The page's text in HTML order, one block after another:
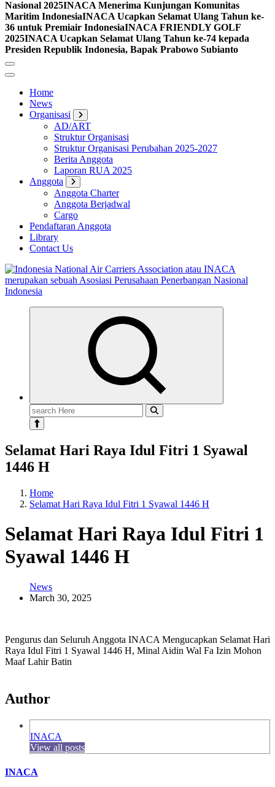
Nasional 2025INACA Menerima Kunjungan Komunitas
Maritim IndonesiaINACA Ucapkan Selamat Ulang Tahun ke-
36 untuk Premiair IndonesiaINACA FRIENDLY GOLF
2025INACA Ucapkan Selamat Ulang Tahun ke-74 kepada
Presiden Republik Indonesia, Bapak Prabowo Subianto
Home
News
Organisasi
AD/ART
Struktur Organisasi
Struktur Organisasi Perubahan 2025-2027
Berita Anggota
Laporan RUA 2025
Anggota
Anggota Charter
Anggota Berjadwal
Cargo
Pendaftaran Anggota
Library
Contact Us
Search
for:
Selamat Hari Raya Idul Fitri 1 Syawal
1446 H
Home
Selamat Hari Raya Idul Fitri 1 Syawal 1446 H
Selamat Hari Raya Idul Fitri 1
Syawal 1446 H
News
March 30, 2025
Pengurus dan Seluruh Anggota INACA Mengucapkan Selamat Hari
Raya Idul Fitri 1 Syawal 1446 H, Minal Aidin Wal Fa Izin Mohon
Maaf Lahir Batin
Author
INACA
View all posts
INACA